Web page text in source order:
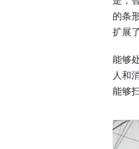
的条
扩展
能够
人和
能够